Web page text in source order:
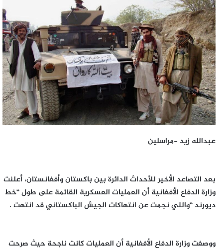
إلكترونيا
عبدالله زيد -مراسلين
بعد التصاعد الأخير للأحداث الدائرة بين باكستان وأفغانستان، أعلنت
وزارة الدفاع الأفغانية أن العمليات العسكرية القائمة على طول “خط
ديورند “والتي نجمت عن انتهاكات الجيش الباكستاني قد انتهت .
ووصفت وزارة الدفاع الأفغانية أن العمليات كانت ناجحة حيث صرحت